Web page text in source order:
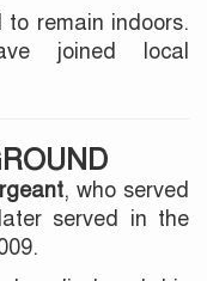
to remain indoors.
joined local
, who served
served in the